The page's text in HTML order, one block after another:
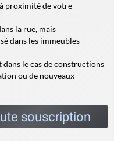
proximité de votre
la rue, mais
dans les immeubles
le cas de constructions
ou de nouveaux
souscription